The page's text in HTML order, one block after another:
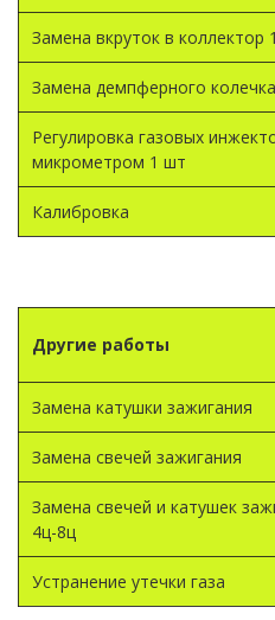
Замена вкруток в коллектор
Замена демпферного
Регулировка газовых
микрометром 1 шт
Калибровка
Другие работы
Замена катушки зажигания
Замена свечей зажигания
Замена свечей и катушек
4ц-8ц
Устранение утечки газа